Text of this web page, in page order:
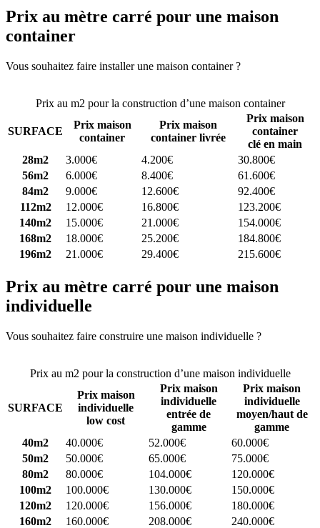
Prix au mètre carré pour une maison
container
Vous souhaitez faire installer une maison container ?
Prix au m2 pour la construction d’une maison container
SURFACE
Prix maison
container
Prix maison
container livrée
Prix maison
container
clé en main
28m2
3.000€ 4.200€
30.800€
56m2
6.000€ 8.400€
61.600€
84m2
9.000€ 12.600€
92.400€
112m2
12.000€ 16.800€
123.200€
140m2
15.000€ 21.000€
154.000€
168m2
18.000€ 25.200€
184.800€
196m2
21.000€ 29.400€ 215.600€
Prix au mètre carré pour une maison
individuelle
Vous souhaitez faire construire une maison individuelle ?
Prix au m2 pour la construction d’une maison individuelle
SURFACE
Prix maison
individuelle
low cost
Prix maison
individuelle
entrée de
gamme
Prix maison
individuelle
moyen/haut de
gamme
40m2
40.000€ 52.000€
60.000€
50m2
50.000€ 65.000€
75.000€
80m2
80.000€ 104.000€
120.000€
100m2
100.000€ 130.000€
150.000€
120m2
120.000€ 156.000€
180.000€
160m2
160.000€ 208.000€
240.000€